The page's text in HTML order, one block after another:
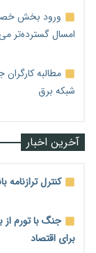
ورود بخش
امسال گسترده‌تر
مطالبه
شبکه برق
آخرین اخبار
کنترل
جنگ با تورم
برای اقتصاد